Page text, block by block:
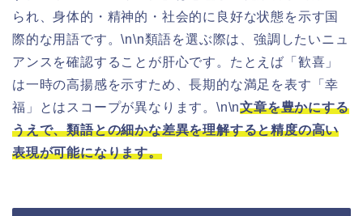
られ、身体的・精神的・社会的に良好な状態を示す国
際的な用語です。\n\n類語を選ぶ際は、強調したいニュ
アンスを確認することが肝心です。たとえば「歓喜」
は一時の高揚感を示すため、長期的な満足を表す「幸
福」とはスコープが異なります。\n\n文章を豊かにする
うえで、類語との細かな差異を理解すると精度の高い
表現が可能になります。